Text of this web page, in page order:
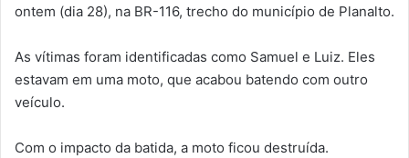
ontem (dia 28), na BR-116, trecho do município de Planalto.
As vítimas foram identificadas como Samuel e Luiz. Eles
estavam em uma moto, que acabou batendo com outro
veículo.
Com o impacto da batida, a moto ficou destruída.